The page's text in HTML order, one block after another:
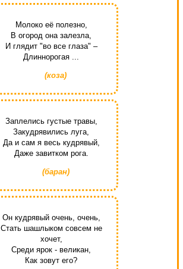
Молоко её полезно,
В огород она залезла,
И глядит "во все глаза" –
Длиннорогая ...
(коза)
Заплелись густые травы,
Закудрявились луга,
Да и сам я весь кудрявый,
Даже завитком рога.
(баран)
Он кудрявый очень, очень,
Стать шашлыком совсем не
хочет,
Среди ярок - великан,
Как зовут его?